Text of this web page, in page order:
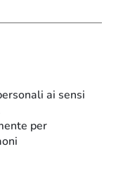
ai sensi
per